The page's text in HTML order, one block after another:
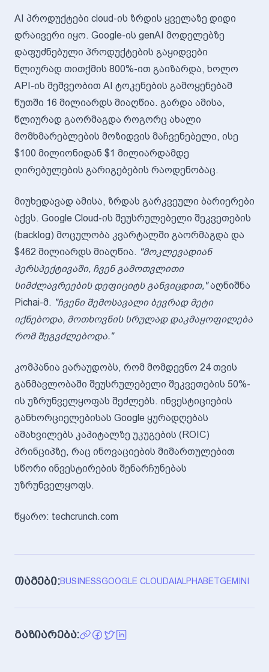
AI პროდუქტები cloud-ის ზრდის ყველაზე დიდი
დრაივერი იყო. Google-ის genAI მოდელებზე
დაფუძნებული პროდუქტების გაყიდვები
წლიურად თითქმის 800%-ით გაიზარდა, ხოლო
API-ის მეშვეობით AI ტოკენების გამოყენებამ
წუთში 16 მილიარდს მიაღწია. გარდა ამისა,
წლიურად გაორმაგდა როგორც ახალი
მომხმარებლების მოზიდვის მაჩვენებელი, ისე
$100 მილიონიდან $1 მილიარდამდე
ღირებულების გარიგებების რაოდენობაც.
მიუხედავად ამისა, ზრდას გარკვეული ბარიერები
აქვს. Google Cloud-ის შეუსრულებელი შეკვეთების
(backlog) მოცულობა კვარტალში გაორმაგდა და
$462 მილიარდს მიაღწია. "მოკლევადიან
პერსპექტივაში, ჩვენ გამოთვლითი
სიმძლავრეების დეფიციტს განვიცდით,"აღნიშნა
Pichai-მ. "ჩვენი შემოსავალი ბევრად მეტი
იქნებოდა, მოთხოვნის სრულად დაკმაყოფილება
რომ შეგვძლებოდა."
კომპანია ვარაუდობს, რომ მომდევნო 24 თვის
განმავლობაში შეუსრულებელი შეკვეთების 50%-
ის უზრუნველყოფას შეძლებს. ინვესტიციების
განხორციელებისას Google ყურადღებას
ამახვილებს კაპიტალზე უკუგების (ROIC)
პრინციპზე, რაც ინოვაციების მიმართულებით
სწორი ინვესტირების შენარჩუნებას
უზრუნველყოფს.
წყარო: techcrunch.com
თაგები:BUSINESSGOOGLE CLOUDAI ALPHABETGEMINI
გაზიარება: